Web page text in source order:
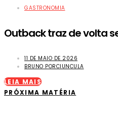
GASTRONOMIA
Outback traz de volta
11 DE MAIO DE 2026
BRUNO PORCIUNCULA
LEIA MAIS
PRÓXIMA MATÉRIA